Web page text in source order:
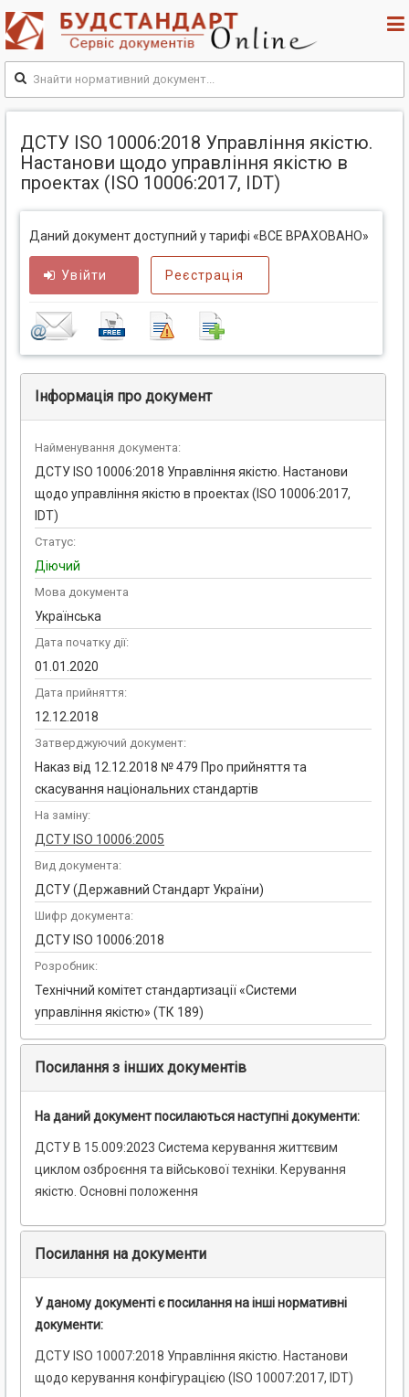
ДСТУ ISO 10006:2018 Управління якістю.
Настанови щодо управління якістю в
проектах (ISO 10006:2017, IDT)
Даний документ доступний у тарифі «ВСЕ ВРАХОВАНО»
Увійти Реєстрація
Інформація про документ
Найменування документа:
ДСТУ ISO 10006:2018 Управління якістю. Настанови
щодо управління якістю в проектах (ISO 10006:2017,
IDT)
Статус:
Діючий
Мова документа
Українська
Дата початку дії:
01.01.2020
Дата прийняття:
12.12.2018
Затверджуючий документ:
Наказ від 12.12.2018 № 479 Про прийняття та
скасування національних стандартів
На заміну:
ДСТУ ISO 10006:2005
Вид документа:
ДСТУ (Державний Стандарт України)
Шифр документа:
ДСТУ ISO 10006:2018
Розробник:
Технічний комітет стандартизації «Системи
управління якістю» (ТК 189)
Посилання з інших документів
На даний документ посилаються наступні документи:
ДСТУ В 15.009:2023 Система керування життєвим
циклом озброєння та військової техніки. Керування
якістю. Основні положення
Посилання на документи
У даному документі є посилання на інші нормативні
документи:
ДСТУ ISO 10007:2018 Управління якістю. Настанови
щодо керування конфігурацією (ISO 10007:2017, IDT)